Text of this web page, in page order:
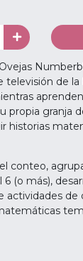
televisión de
propia granja
historias
conteo,
(o más),
de